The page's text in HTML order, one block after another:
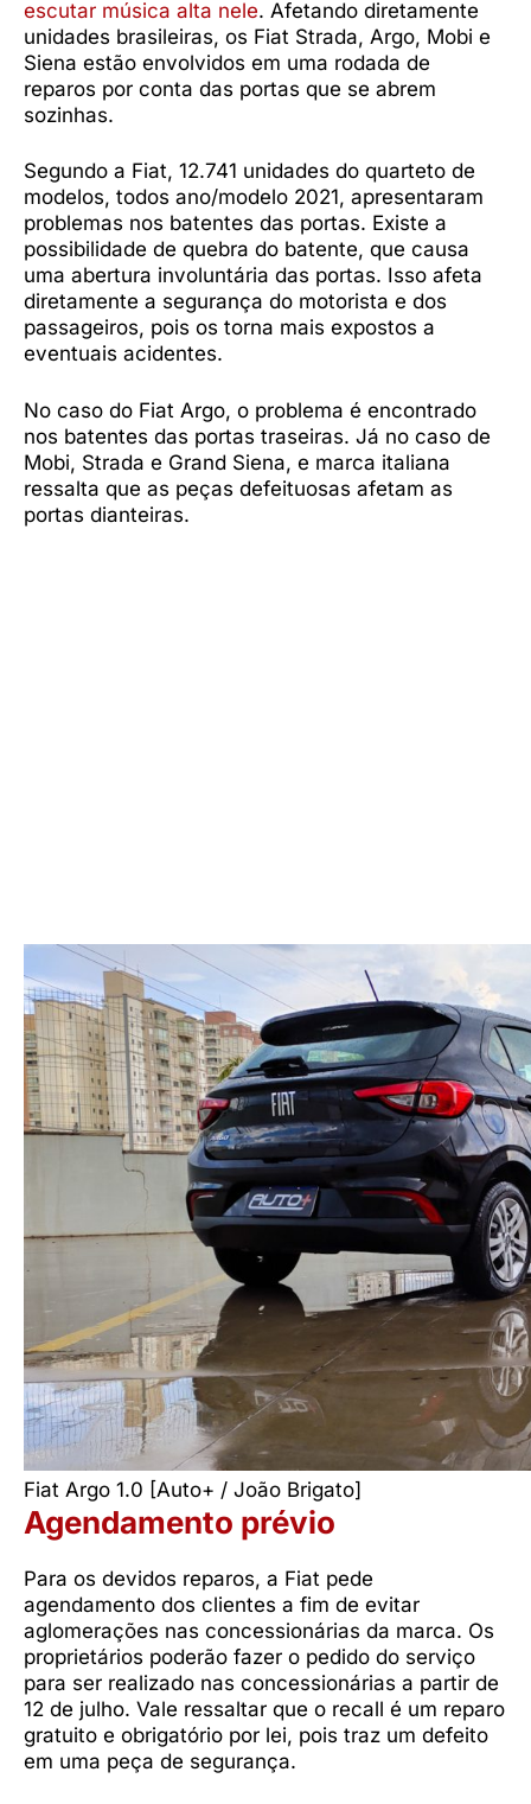
escutar música alta nele. Afetando diretamente
unidades brasileiras, os Fiat Strada, Argo, Mobi e
Siena estão envolvidos em uma rodada de
reparos por conta das portas que se abrem
sozinhas.
Segundo a Fiat, 12.741 unidades do quarteto de
modelos, todos ano/modelo 2021, apresentaram
problemas nos batentes das portas. Existe a
possibilidade de quebra do batente, que causa
uma abertura involuntária das portas. Isso afeta
diretamente a segurança do motorista e dos
passageiros, pois os torna mais expostos a
eventuais acidentes.
No caso do Fiat Argo, o problema é encontrado
nos batentes das portas traseiras. Já no caso de
Mobi, Strada e Grand Siena, e marca italiana
ressalta que as peças defeituosas afetam as
portas dianteiras.
Fiat Argo 1.0 [Auto+ / João Brigato]
Agendamento prévio
Para os devidos reparos, a Fiat pede
agendamento dos clientes a fim de evitar
aglomerações nas concessionárias da marca. Os
proprietários poderão fazer o pedido do serviço
para ser realizado nas concessionárias a partir de
12 de julho. Vale ressaltar que o recall é um reparo
gratuito e obrigatório por lei, pois traz um defeito
em uma peça de segurança.